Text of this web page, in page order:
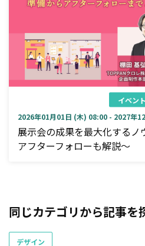
イベント
2026年01月01日 (木) 08:00 - 2027年
展示会の成果を最大化するノ
アフターフォローも解説～
同じカテゴリから記事を
デザイン